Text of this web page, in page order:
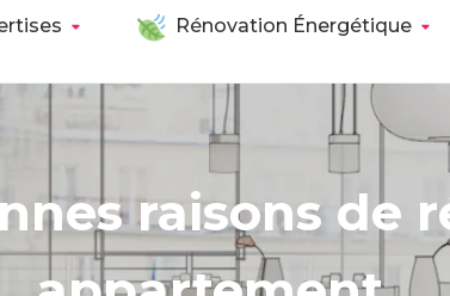
Rénovation Énergétique
raisons de